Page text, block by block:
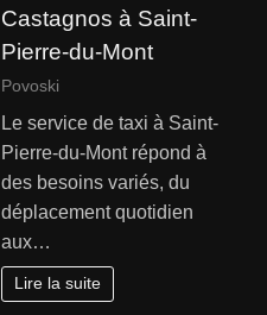
Castagnos à Saint-
Pierre-du-Mont
Povoski
Le service de taxi à Saint-
Pierre-du-Mont répond à
des besoins variés, du
déplacement quotidien
aux…
Lire la suite